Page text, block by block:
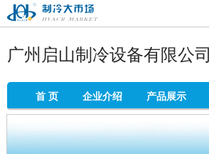
制冷大市场
广州启山制冷设备有限公司
首 页 企业介绍 产品展示